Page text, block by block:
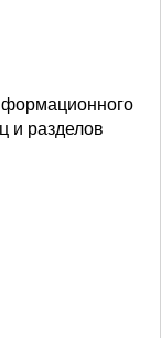
и разделов